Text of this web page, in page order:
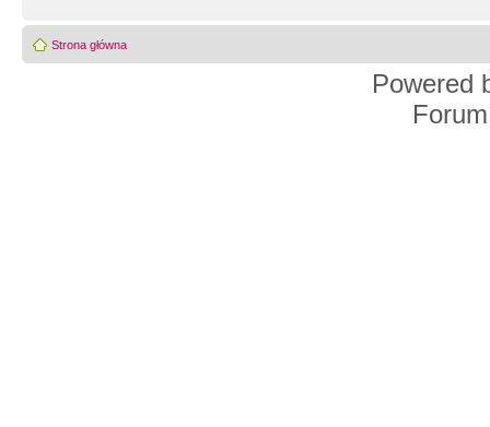
Strona główna
Powered